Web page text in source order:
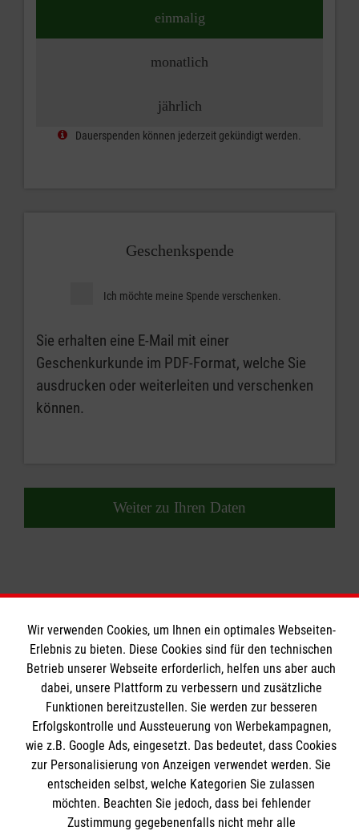
einmalig
monatlich
jährlich
Dauerspenden können jederzeit gekündigt werden.
Geschenkspende
Ich möchte meine Spende verschenken.
Sie erhalten eine E-Mail mit einer
Geschenkurkunde im PDF-Format, welche Sie
ausdrucken oder weiterleiten und verschenken
können.
Weiter zu Ihren Daten
Wir Malteser
Wir Malteser
Spenden & Helfen
Angebote & Leistungen
Kursangebote
Mitarbeiten & Aktiv werden
Informationen
Kontakt
Presse und Medien
Wir verwenden Cookies, um Ihnen ein optimales Webseiten-
Erlebnis zu bieten. Diese Cookies sind für den technischen
Betrieb unserer Webseite erforderlich, helfen uns aber auch
dabei, unsere Plattform zu verbessern und zusätzliche
Funktionen bereitzustellen. Sie werden zur besseren
Erfolgskontrolle und Aussteuerung von Werbekampagnen,
wie z.B. Google Ads, eingesetzt. Das bedeutet, dass Cookies
zur Personalisierung von Anzeigen verwendet werden. Sie
entscheiden selbst, welche Kategorien Sie zulassen
möchten. Beachten Sie jedoch, dass bei fehlender
Zustimmung gegebenenfalls nicht mehr alle